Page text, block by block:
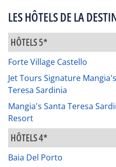
LES HÔTELS DE LA
HÔTELS 5*
Forte Village Castello
Jet Tours Signature
Teresa Sardinia
Mangia's Santa Teresa
Resort
HÔTELS 4*
Baia Del Porto